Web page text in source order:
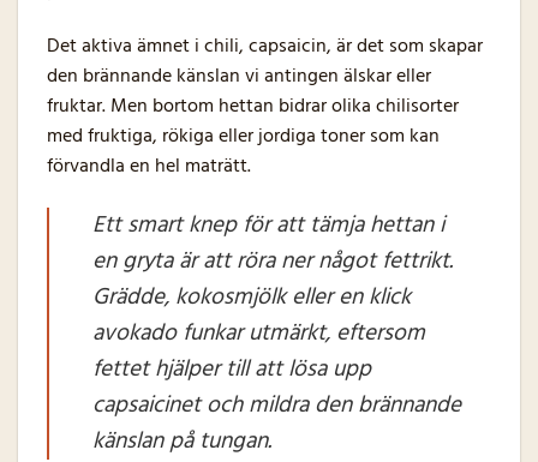
Det aktiva ämnet i chili, capsaicin, är det som skapar
den brännande känslan vi antingen älskar eller
fruktar. Men bortom hettan bidrar olika chilisorter
med fruktiga, rökiga eller jordiga toner som kan
förvandla en hel maträtt.
Ett smart knep för att tämja hettan i
en gryta är att röra ner något fettrikt.
Grädde, kokosmjölk eller en klick
avokado funkar utmärkt, eftersom
fettet hjälper till att lösa upp
capsaicinet och mildra den brännande
känslan på tungan.